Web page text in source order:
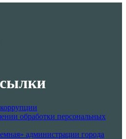
обработки персональных
администрации города